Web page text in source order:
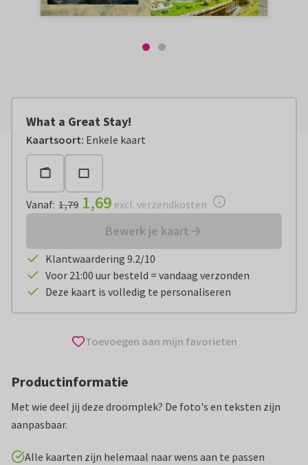
What a Great Stay!
Kaartsoort: Enkele kaart
Vanaf:€ 1,69 excl. verzendkosten
Vanaf: 1,79 1,69 excl. verzendkosten
Bewerk je kaart
Klantwaardering 9.2/10
Voor 21:00 uur besteld = vandaag verzonden
Deze kaart is volledig te personaliseren
Toevoegen aan mijn favorieten
Productinformatie
Met wie deel jij deze droomplek? De foto's en teksten zijn
aanpasbaar.
Alle kaarten zijn helemaal naar wens aan te passen